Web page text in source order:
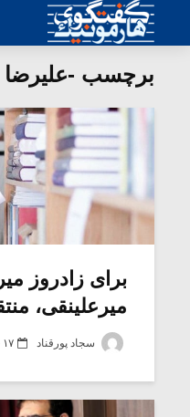
برچسب -علیرضا
برای زادروز
میرعلینقی،
سجاد پورقناد ۱۷ خرداد ۱۴۰۵